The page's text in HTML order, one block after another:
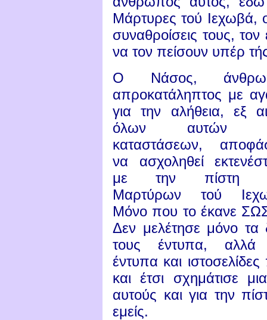
Μάρτυρες τού Ιεχωβά,
συναθροίσεις τους,
να τον πείσουν υπέρ
Ο Νάσος,
απροκατάληπτος με
για την αλήθεια, εξ
όλων αυτών
καταστάσεων,
να ασχοληθεί
με την πίστη
Μαρτύρων τού
Μόνο που το έκανε
Δεν μελέτησε μόνο τα
τους έντυπα, αλλά
έντυπα και
και έτσι σχημάτισε
αυτούς και για την
εμείς.